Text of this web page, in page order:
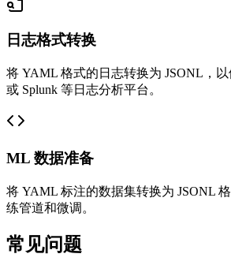
日志格式转换
将 YAML 格式的日志转换为 JSONL，以
或 Splunk 等日志分析平台。
ML 数据准备
将 YAML 标注的数据集转换为 JSONL
练管道和微调。
常见问题